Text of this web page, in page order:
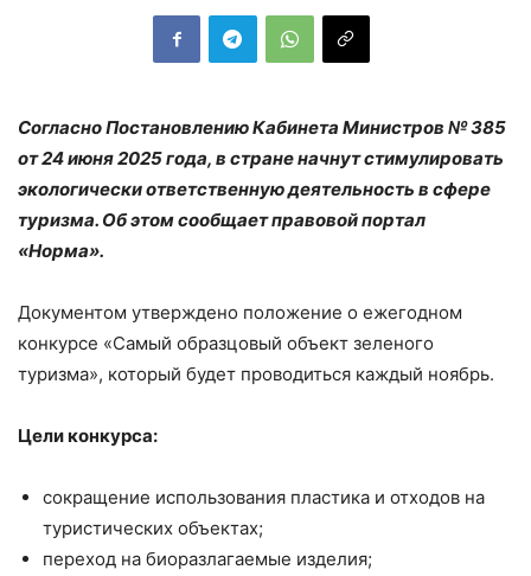
Согласно Постановлению Кабинета Министров № 385
от 24 июня 2025 года, в стране начнут стимулировать
экологически ответственную деятельность в сфере
туризма. Об этом сообщает правовой портал
«Норма».
Документом утверждено положение о ежегодном
конкурсе «Самый образцовый объект зеленого
туризма», который будет проводиться каждый ноябрь.
Цели конкурса:
сокращение использования пластика и отходов на
туристических объектах;
переход на биоразлагаемые изделия;